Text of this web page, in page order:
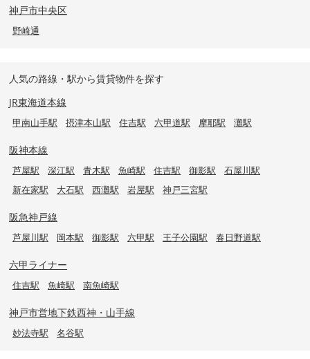
神戸市中央区
野崎通
人気の路線・駅から賃貸物件を探す
JR東海道本線
甲南山手駅 摂津本山駅 住吉駅 六甲道駅 摩耶駅 灘駅
阪神本線
芦屋駅 深江駅 青木駅 魚崎駅 住吉駅 御影駅
石屋川駅
新在家駅
大石駅 西灘駅 岩屋駅 神戸三宮駅
阪急神戸線
芦屋川駅 岡本駅 御影駅 六甲駅 王子公園駅 春日野道駅
六甲ライナー
住吉駅 魚崎駅 南魚崎駅
神戸市営地下鉄西神・山手線
妙法寺駅 名谷駅